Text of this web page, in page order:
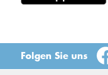
Folgen Sie uns